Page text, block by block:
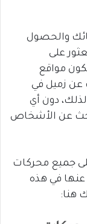
والحصول
على
مواقع
عن زميل في
دون أي
أفضل 15 محرك بحث عن الأشخاص
جميع محركات
في هذه
هنا: